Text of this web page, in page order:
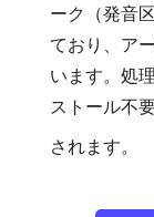
ーク（発音
ており、ア
います。処
ストール不
されます。